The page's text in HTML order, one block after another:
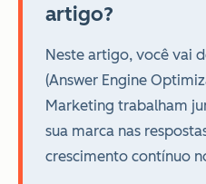
artigo?
Neste artigo, você vai
(Answer Engine
Marketing trabalham
sua marca nas
crescimento contínuo